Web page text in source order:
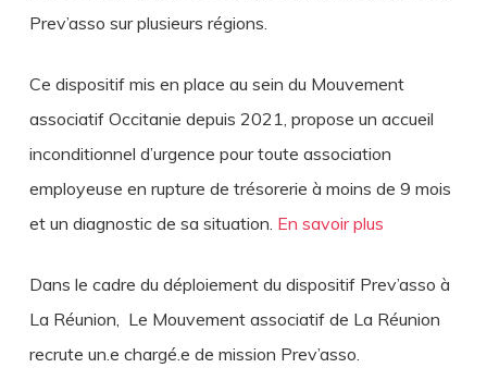
Prev’asso sur plusieurs régions.
Ce dispositif mis en place au sein du Mouvement
associatif Occitanie depuis 2021, propose un accueil
inconditionnel d’urgence pour toute association
employeuse en rupture de trésorerie à moins de 9 mois
et un diagnostic de sa situation. En savoir plus
Dans le cadre du déploiement du dispositif Prev’asso à
La Réunion, Le Mouvement associatif de La Réunion
recrute un.e chargé.e de mission Prev’asso.